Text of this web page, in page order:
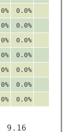
0.0%
0.0%
0.0%
0.0%
0.0%
0.0%
0.0%
9.16